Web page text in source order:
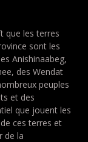
que les terres
sont les
Anishinaabeg,
des Wendat
peuples
et des
que jouent les
ces terres et
de la